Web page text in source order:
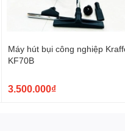
Máy hút bụi công nghiệp
KF70B
3.500.000₫